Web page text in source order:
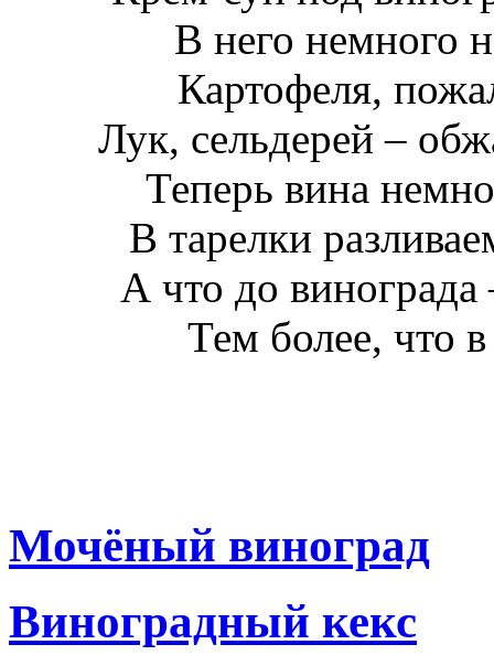
В него немного
Картофеля,
Лук, сельдерей –
Теперь вина
В тарелки
А что до винограда
Тем более, что
Мочёный виноград
Виноградный кекс